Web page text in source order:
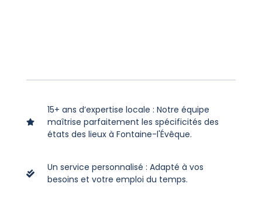
15+ ans d’expertise locale : Notre équipe
maîtrise parfaitement les spécificités des
états des lieux à Fontaine-l'Évêque.
Un service personnalisé : Adapté à vos
besoins et votre emploi du temps.